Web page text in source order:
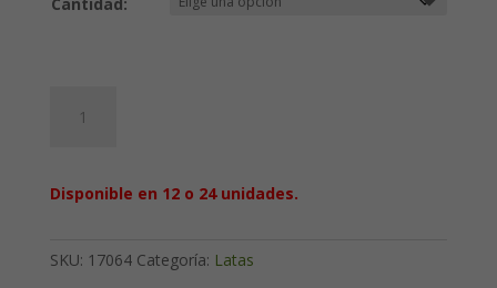
g:
cuadrada
Disponible en 12 o 24 unidades.
SKU: 17064 Categoría: Latas